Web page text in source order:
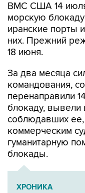
ВМС США 14
морскую
иранские порты
них. Прежний
18 июня.
За два месяца
командования,
перенаправили
блокаду, вывели
соблюдавших
коммерческим
гуманитарную
блокады.
ХРОНИКА